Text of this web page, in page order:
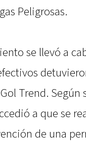
Peligrosas.
se llevó a
Trend.
a que se
de una